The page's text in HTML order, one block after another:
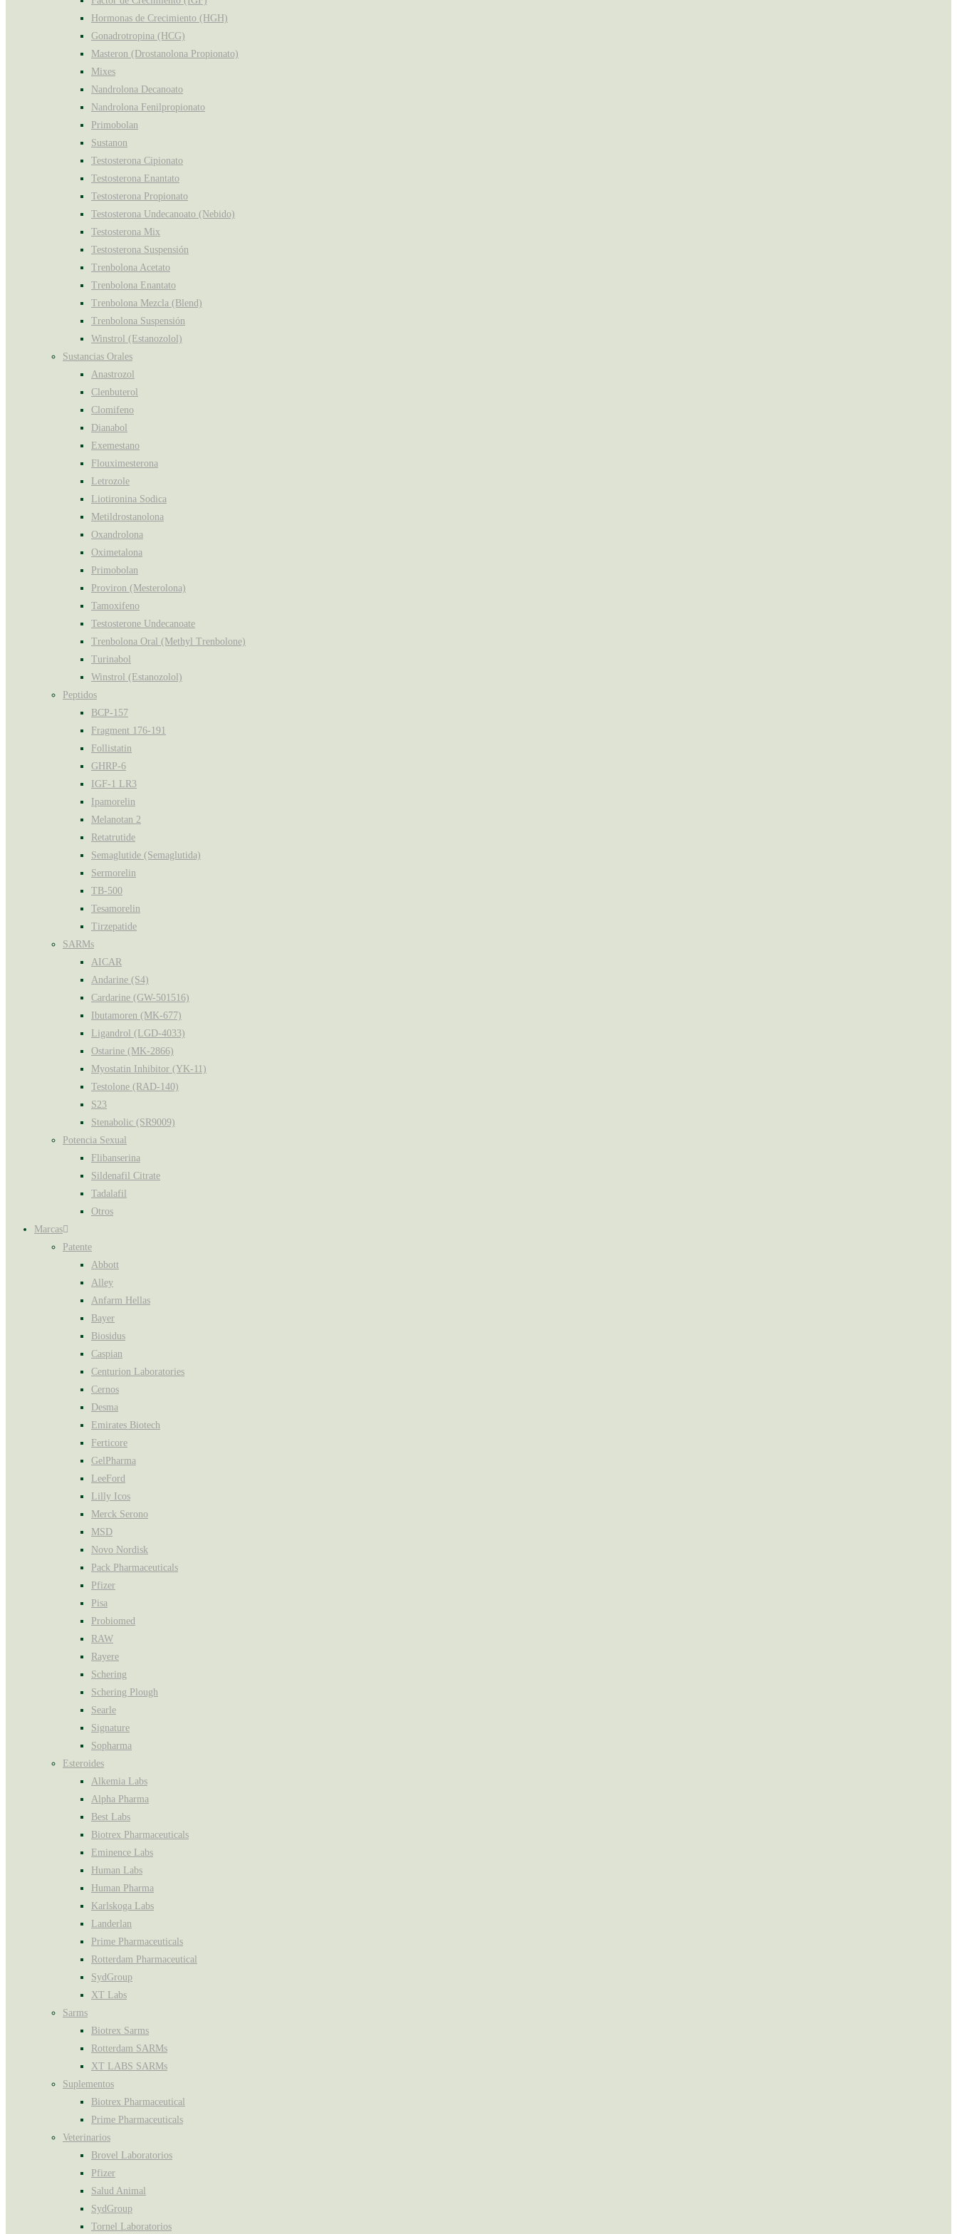
Hormonas de Crecimiento (HGH)
Gonadrotropina (HCG)
Masteron (Drostanolona Propionato)
Mixes
Nandrolona Decanoato
Nandrolona Fenilpropionato
Primobolan
Sustanon
Testosterona Cipionato
Testosterona Enantato
Testosterona Propionato
Testosterona Undecanoato (Nebido)
Testosterona Mix
Testosterona Suspensión
Trenbolona Acetato
Trenbolona Enantato
Trenbolona Mezcla (Blend)
Trenbolona Suspensión
Winstrol (Estanozolol)
Sustancias Orales
Anastrozol
Clenbuterol
Clomifeno
Dianabol
Exemestano
Flouximesterona
Letrozole
Liotironina Sodica
Metildrostanolona
Oxandrolona
Oximetalona
Primobolan
Proviron (Mesterolona)
Tamoxifeno
Testosterone Undecanoate
Trenbolona Oral (Methyl Trenbolone)
Turinabol
Winstrol (Estanozolol)
Peptidos
BCP-157
Fragment 176-191
Follistatin
GHRP-6
IGF-1 LR3
Ipamorelin
Melanotan 2
Retatrutide
Semaglutide (Semaglutida)
Sermorelin
TB-500
Tesamorelin
Tirzepatide
SARMs
AICAR
Andarine (S4)
Cardarine (GW-501516)
Ibutamoren (MK-677)
Ligandrol (LGD-4033)
Ostarine (MK-2866)
Myostatin Inhibitor (YK-11)
Testolone (RAD-140)
S23
Stenabolic (SR9009)
Potencia Sexual
Flibanserina
Sildenafil Citrate
Tadalafil
Otros
Marcas
Patente
Abbott
Alley
Anfarm Hellas
Bayer
Biosidus
Caspian
Centurion Laboratories
Cernos
Desma
Emirates Biotech
Ferticore
GelPharma
LeeFord
Lilly Icos
Merck Serono
MSD
Novo Nordisk
Pack Pharmaceuticals
Pfizer
Pisa
Probiomed
RAW
Rayere
Schering
Schering Plough
Searle
Signature
Sopharma
Esteroides
Alkemia Labs
Alpha Pharma
Best Labs
Biotrex Pharmaceuticals
Eminence Labs
Human Labs
Human Pharma
Karlskoga Labs
Landerlan
Prime Pharmaceuticals
Rotterdam Pharmaceutical
SydGroup
XT Labs
Sarms
Biotrex Sarms
Rotterdam SARMs
XT LABS SARMs
Suplementos
Biotrex Pharmaceutical
Prime Pharmaceuticals
Veterinarios
Brovel Laboratorios
Pfizer
Salud Animal
SydGroup
Tornel Laboratorios